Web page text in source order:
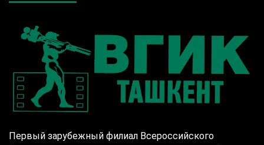
Первый зарубежный филиал Всероссийского